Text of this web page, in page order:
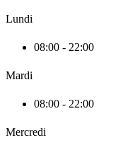
Lundi
08:00 - 22:00
Mardi
08:00 - 22:00
Mercredi